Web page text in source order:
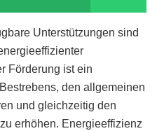
Unterstützungen sind
Förderung ist ein
den allgemeinen
und gleichzeitig den
erhöhen. Energieeffizienz